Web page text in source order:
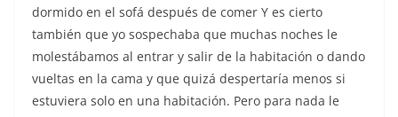
dormido en el sofá después de comer Y es cierto
también que yo sospechaba que muchas noches le
molestábamos al entrar y salir de la habitación o dando
vueltas en la cama y que quizá despertaría menos si
estuviera solo en una habitación. Pero para nada le